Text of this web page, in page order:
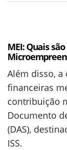
MEI: Quais
Além disso, a
financeiras
contribuição
Documento
(DAS),
ISS.